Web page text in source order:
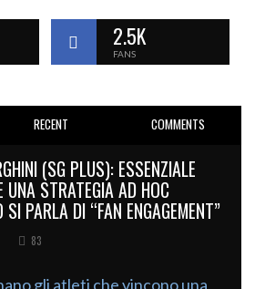
2.5K
FANS
RECENT COMMENTS
(SG PLUS): ESSENZIALE
UNA STRATEGIA AD HOC
SI PARLA DI “FAN ENGAGEMENT”
83